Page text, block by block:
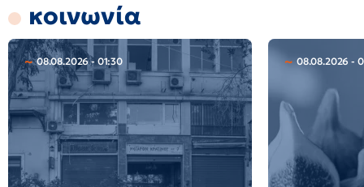
κοινωνία
08.08.2026 - 01:30 08.08.2026 -